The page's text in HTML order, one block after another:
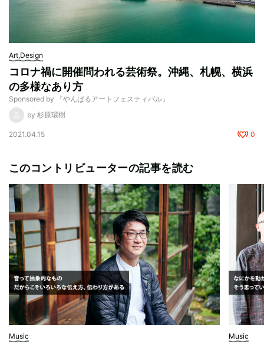
Art,Design
コロナ禍に開催問われる芸術祭。沖縄、札幌、横浜
の多様なあり方
Sponsored by 『やんばるアートフェスティバル』
by 杉原環樹
2021.04.15 0
このコントリビューターの記事を読む
Music Music